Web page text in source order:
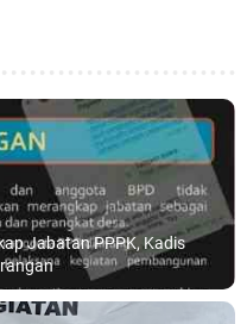
Jabatan PPPK, Kadis